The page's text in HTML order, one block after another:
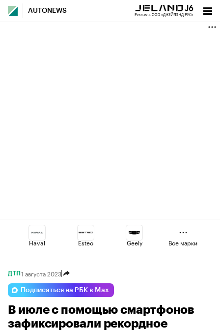
AUTONEWS
Haval Esteo Geely
Omoda
Changan Voyah Jaecoo
Все марки
ДТП 1 августа 2023
Подписаться на РБК в Max
В июле с помощью смартфонов
зафиксировали рекордное